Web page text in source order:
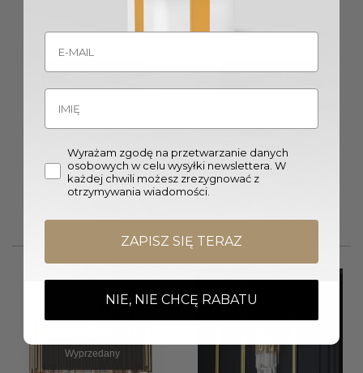
Wyprzedany
LAMPA WISZĄCA Diamante
glamour z metalowo-
szklanym kloszem duża
Wyprzedany
LAMPA WISZĄCA Arwena
nowoczesna z metalowo-
Wyprzedany
Wyrażam zgodę na przetwarzanie danych
osobowych w celu wysyłki newslettera. W
każdej chwili możesz zrezygnować z
otrzymywania wiadomości.
ZAPISZ SIĘ TERAZ
NIE, NIE CHCĘ RABATU